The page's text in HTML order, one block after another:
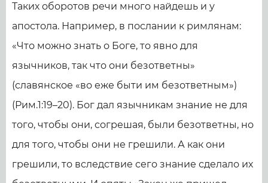
Таких оборотов речи много найдешь и у
апостола. Например, в послании к римлянам:
«Что можно знать о Боге, то явно для
язычников, так что они безответны»
(славянское «во еже быти им безответным»)
(Рим.1:19–20). Бог дал язычникам знание не для
того, чтобы они, согрешая, были безответны, но
для того, чтобы они не грешили. А как они
грешили, то вследствие сего знание сделало их